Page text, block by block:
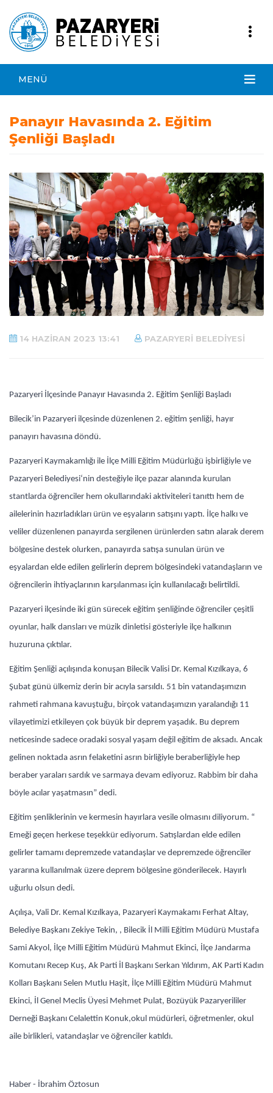
MENÜ
Panayır Havasında 2. Eğitim
Şenliği Başladı
14 HAZIRAN 2023 13:41 PAZARYERI BELEDIYESI
Pazaryeri İlçesinde Panayır Havasında 2. Eğitim Şenliği Başladı
Bilecik’in Pazaryeri ilçesinde düzenlenen 2. eğitim şenliği, hayır
panayırı havasına döndü.
Pazaryeri Kaymakamlığı ile İlçe Milli Eğitim Müdürlüğü işbirliğiyle ve
Pazaryeri Belediyesi‘nin desteğiyle ilçe pazar alanında kurulan
stantlarda öğrenciler hem okullarındaki aktiviteleri tanıttı hem de
ailelerinin hazırladıkları ürün ve eşyaların satışını yaptı. İlçe halkı ve
veliler düzenlenen panayırda sergilenen ürünlerden satın alarak derem
bölgesine destek olurken, panayırda satışa sunulan ürün ve
eşyalardan elde edilen gelirlerin deprem bölgesindeki vatandaşların ve
öğrencilerin ihtiyaçlarının karşılanması için kullanılacağı belirtildi.
Pazaryeri ilçesinde iki gün sürecek eğitim şenliğinde öğrenciler çeşitli
oyunlar, halk dansları ve müzik dinletisi gösteriyle ilçe halkının
huzuruna çıktılar.
Eğitim Şenliği açılışında konuşan Bilecik Valisi Dr. Kemal Kızılkaya, 6
Şubat günü ülkemiz derin bir acıyla sarsıldı. 51 bin vatandaşımızın
rahmeti rahmana kavuştuğu, birçok vatandaşımızın yaralandığı 11
vilayetimizi etkileyen çok büyük bir deprem yaşadık. Bu deprem
neticesinde sadece oradaki sosyal yaşam değil eğitim de aksadı. Ancak
gelinen noktada asrın felaketini asrın birliğiyle beraberliğiyle hep
beraber yaraları sardık ve sarmaya devam ediyoruz. Rabbim bir daha
böyle acılar yaşatmasın” dedi.
Eğitim şenliklerinin ve kermesin hayırlara vesile olmasını diliyorum. “
Emeği geçen herkese teşekkür ediyorum. Satışlardan elde edilen
gelirler tamamı depremzede vatandaşlar ve depremzede öğrenciler
yararına kullanılmak üzere deprem bölgesine gönderilecek. Hayırlı
uğurlu olsun dedi.
Açılışa, Vali Dr. Kemal Kızılkaya, Pazaryeri Kaymakamı Ferhat Altay,
Belediye Başkanı Zekiye Tekin, , Bilecik İl Milli Eğitim Müdürü Mustafa
Sami Akyol, İlçe Milli Eğitim Müdürü Mahmut Ekinci, İlçe Jandarma
Komutanı Recep Kuş, Ak Parti İl Başkanı Serkan Yıldırım, AK Parti Kadın
Kolları Başkanı Selen Mutlu Haşit, İlçe Milli Eğitim Müdürü Mahmut
Ekinci, İl Genel Meclis Üyesi Mehmet Pulat, Bozüyük Pazaryerililer
Derneği Başkanı Celalettin Konuk,okul müdürleri, öğretmenler, okul
aile birlikleri, vatandaşlar ve öğrenciler katıldı.
Haber - İbrahim Öztosun